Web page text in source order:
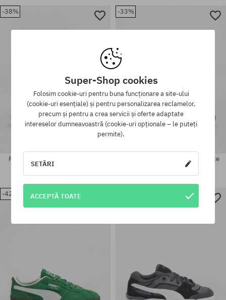
Mărimi existente:
Mărimi existente:
36; 37; 37.5; 38; 38.5; 40; 40.5;
Mărimi existente:
36; 37; 37.5; 38; 38.5; 39
36; 37; 37.5; 38.5; 39
-38%
Pantofi Puma X RipNDip Inverse
-33%
Pantofi Puma Palermo Wide Lace
499,90 LEI332,90 LEI
-42%
Super-Shop cookies
Folosim cookie-uri pentru buna funcționare a site-ului
(cookie-uri esențiale) și pentru personalizarea reclamelor,
precum și pentru a crea servicii și oferte adaptate
intereselor dumneavoastră (cookie-uri opționale – le puteți
permite).
SETĂRI
ACCEPTĂ TOATE